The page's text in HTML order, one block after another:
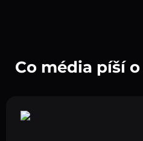
Co média píší